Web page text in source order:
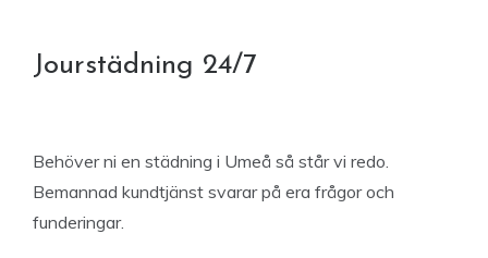
Jourstädning 24/7
Behöver ni en städning i Umeå så står vi redo.
Bemannad kundtjänst svarar på era frågor och
funderingar.